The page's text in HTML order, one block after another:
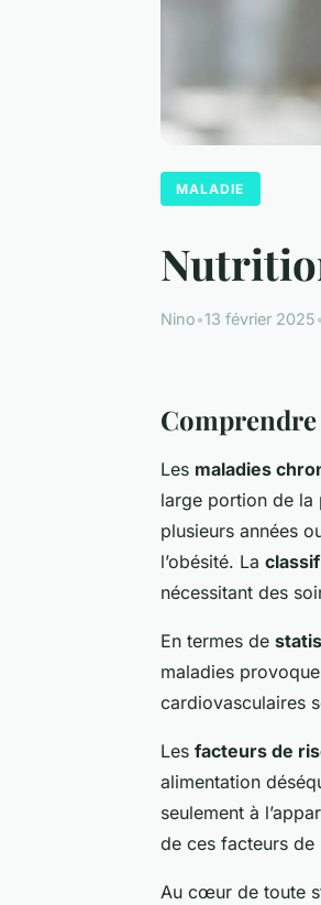
MALADIE
Nino•13 février 2025•
Les maladies
large portion de la
plusieurs années
l’obésité. La
nécessitant des
En termes de
maladies
cardiovasculaires
Les facteurs de
alimentation
seulement à
de ces facteurs
Au cœur de toute